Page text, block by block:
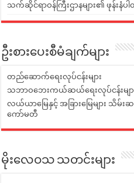
သက်ဆိုင်ရာဝန်ကြီးဌာနများ၏ ဖုန်းနံပါ
ဦးစားပေးစီမံချက်များ
တည်ဆောက်ရေးလုပ်ငန်းများ
သဘာဝဘေးကယ်ဆယ်ရေးလုပ်ငန်းမျာ
လယ်ယာမြေနှင့် အခြားမြေများ သိမ်း
ကော်မတီ
မိုးလေဝသ သတင်းများ